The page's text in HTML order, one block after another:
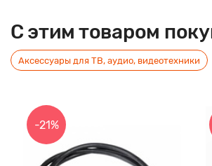
Габаритные
Габариты, мм
Вес, гр
Описание
Музыкальная система JBL PartyBox 100
C этим товаром
Аксессуары для ТВ, аудио, видеотехники
-21%